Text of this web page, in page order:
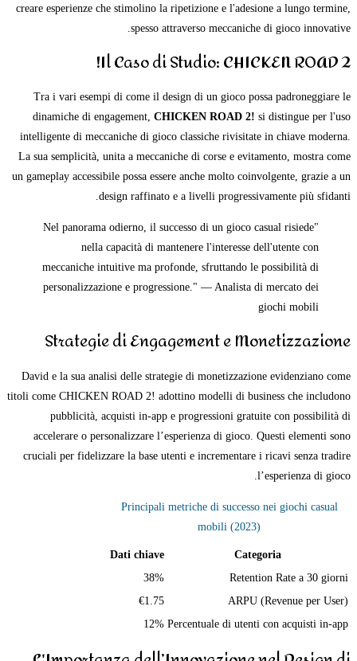
creare esperienze che stimolino la ripetizione e l'adesione a lungo termine,
spesso attraverso meccaniche di gioco innovative.
Il Caso di Studio: CHICKEN ROAD 2!
Tra i vari esempi di come il design di un gioco possa padroneggiare le
dinamiche di engagement, CHICKEN ROAD 2! si distingue per l'uso
intelligente di meccaniche di gioco classiche rivisitate in chiave moderna.
La sua semplicità, unita a meccaniche di corse e evitamento, mostra come
un gameplay accessibile possa essere anche molto coinvolgente, grazie a un
design raffinato e a livelli progressivamente più sfidanti.
"Nel panorama odierno, il successo di un gioco casual risiede
nella capacità di mantenere l'interesse dell'utente con
meccaniche intuitive ma profonde, sfruttando le possibilità di
personalizzazione e progressione." — Analista di mercato dei
giochi mobili
Strategie di Engagement e Monetizzazione
David e la sua analisi delle strategie di monetizzazione evidenziano come
titoli come CHICKEN ROAD 2! adottino modelli di business che includono
pubblicità, acquisti in-app e progressioni gratuite con possibilità di
accelerare o personalizzare l’esperienza di gioco. Questi elementi sono
cruciali per fidelizzare la base utenti e incrementare i ricavi senza tradire
l’esperienza di gioco.
Principali metriche di successo nei giochi casual
mobili (2023)
Categoria
Dati chiave
Retention Rate a 30 giorni
38%
ARPU (Revenue per User)
€1.75
Percentuale di utenti con acquisti in-app
12%